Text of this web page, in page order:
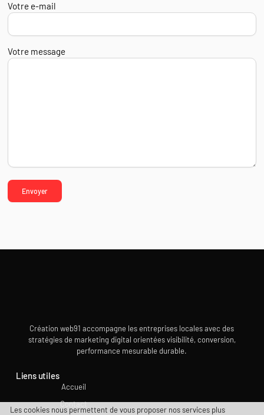
Votre e-mail
Votre message
Création web91 accompagne les entreprises locales avec des
stratégies de marketing digital orientées visibilité, conversion,
performance mesurable durable.
Liens utiles
Accueil
Contact
Les cookies nous permettent de vous proposer nos services plus